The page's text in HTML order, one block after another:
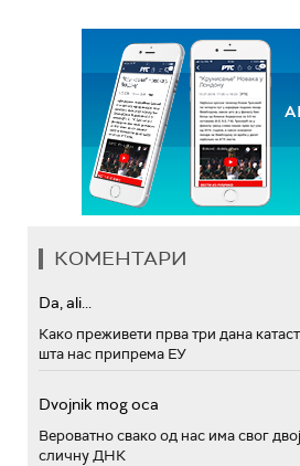
КОМЕНТАРИ
Da, ali...
Како преживети прва три дана
шта нас припрема ЕУ
Dvojnik mog oca
Вероватно свако од нас има свог
сличну ДНК